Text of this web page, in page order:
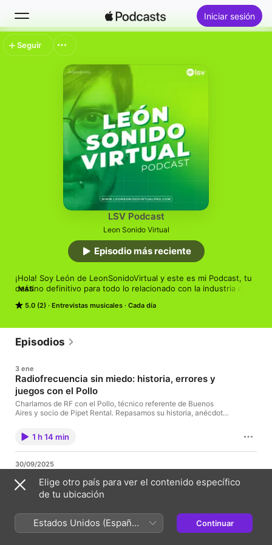
Iniciar sesión
Buscar
Novedades
Lo más escuchado
LSV Podcast
Leon Sonido Virtual
5.0 (2) Entrevistas musicales Cada día
¡Hola! Soy León de LeonSonidoVirtual y este es mi Podcast, tu
destino definitivo para todo lo relacionado con la industria del
contenido diseñado para ayudarte a mejorar tus habilidades y
MÁS
Episodio más reciente
Seguir
Episodios
3 ene
Radiofrecuencia sin miedo: historia, errores y
juegos con el Pollo
Charlamos de RF con el Pollo, técnico referente de Buenos
Aires y socio de Pipet Rental. Repasamos su historia, anécdotas
prueba el oído y la experiencia. Radiofrecuencia explicada sin
humo y con humor.🎧¿Querés más herramientas, cursos y
recursos de audio en vivo?Todo lo que hago está en mi web 👉
#showenvivoFe de erratas:Aún sin correcciones.
1 h 14 min
30/09/2025
En este episodio nos sentamos a charlar con Matías Martínez:
dueño de empresa, operador de grandes artistas y referente del
escenario y la experiencia que lo llevó a trabajar en los shows
más importantes.Una conversación honesta, sin vueltas,
pensada para técnicos, músicos y apasionados del sonido.
1 h 19 min
Elige otro país para ver el contenido específico
de tu ubicación
Estados Unidos (Español
México)
Continuar